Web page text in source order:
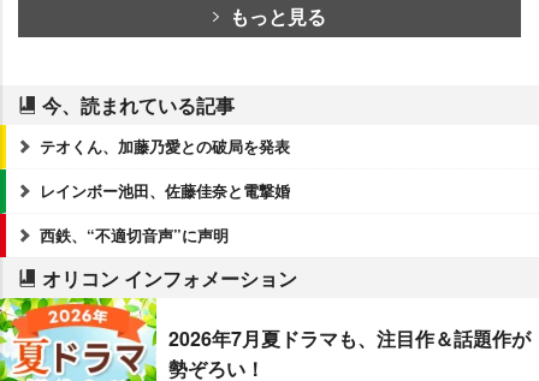
もっと見る
今、読まれている記事
テオくん、加藤乃愛との破局を発表
レインボー池田、佐藤佳奈と電撃婚
西鉄、“不適切音声”に声明
オリコン インフォメーション
2026年7月夏ドラマも、注目作＆話題作が
勢ぞろい！